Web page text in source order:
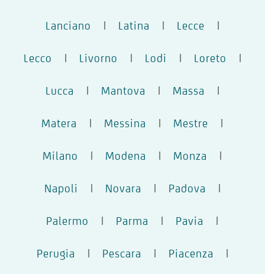
Lanciano | Latina | Lecce |
Lecco | Livorno | Lodi | Loreto |
Lucca | Mantova | Massa |
Matera | Messina | Mestre |
Milano | Modena | Monza |
Napoli | Novara | Padova |
Palermo | Parma | Pavia |
Perugia | Pescara | Piacenza |